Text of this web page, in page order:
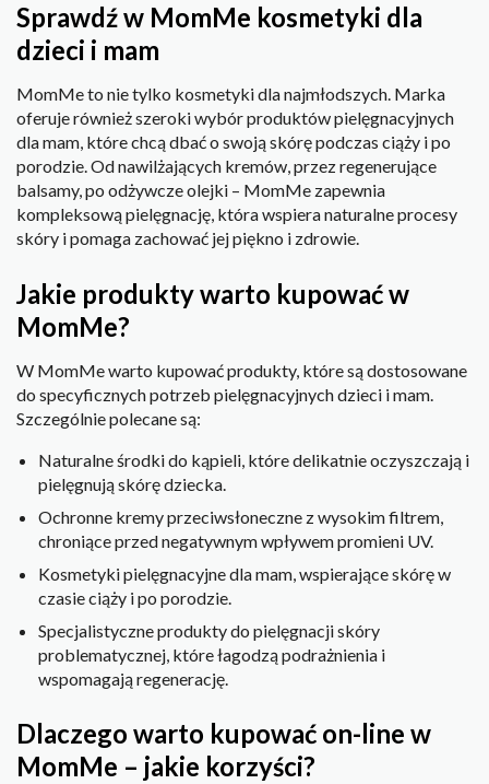
Sprawdź w MomMe kosmetyki dla
dzieci i mam
MomMe to nie tylko kosmetyki dla najmłodszych. Marka
oferuje również szeroki wybór produktów pielęgnacyjnych
dla mam, które chcą dbać o swoją skórę podczas ciąży i po
porodzie. Od nawilżających kremów, przez regenerujące
balsamy, po odżywcze olejki – MomMe zapewnia
kompleksową pielęgnację, która wspiera naturalne procesy
skóry i pomaga zachować jej piękno i zdrowie.
Jakie produkty warto kupować w
MomMe?
W MomMe warto kupować produkty, które są dostosowane
do specyficznych potrzeb pielęgnacyjnych dzieci i mam.
Szczególnie polecane są:
Naturalne środki do kąpieli, które delikatnie oczyszczają i
pielęgnują skórę dziecka.
Ochronne kremy przeciwsłoneczne z wysokim filtrem,
chroniące przed negatywnym wpływem promieni UV.
Kosmetyki pielęgnacyjne dla mam, wspierające skórę w
czasie ciąży i po porodzie.
Specjalistyczne produkty do pielęgnacji skóry
problematycznej, które łagodzą podrażnienia i
wspomagają regenerację.
Dlaczego warto kupować on-line w
MomMe – jakie korzyści?